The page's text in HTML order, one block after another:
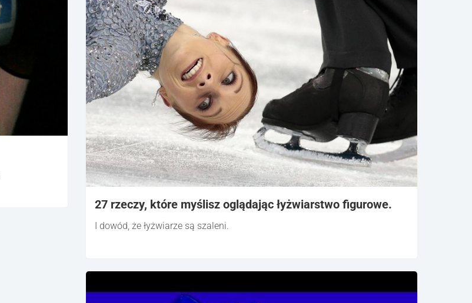
27 rzeczy, które myślisz oglądając łyżwiarstwo figurowe.
I dowód, że łyżwiarze są szaleni.